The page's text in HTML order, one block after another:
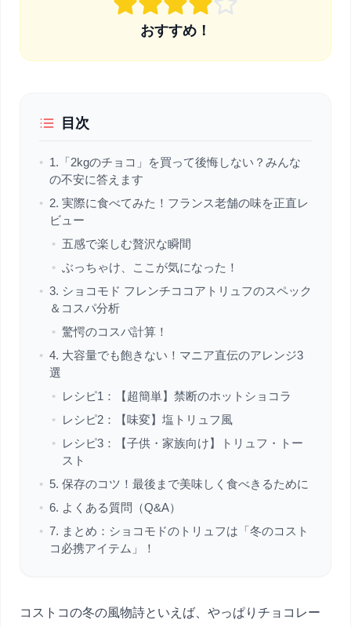
おすすめ！
目次
• 1.「2kgのチョコ」を買って後悔しない？みんな
の不安に答えます
• 2. 実際に食べてみた！フランス老舗の味を正直レ
ビュー
• 五感で楽しむ贅沢な瞬間
• ぶっちゃけ、ここが気になった！
• 3. ショコモド フレンチココアトリュフのスペック
＆コスパ分析
• 驚愕のコスパ計算！
• 4. 大容量でも飽きない！マニア直伝のアレンジ3
選
•
レシピ1：【超簡単】禁断のホットショコラ
•
レシピ2：【味変】塩トリュフ風
•
レシピ3：【子供・家族向け】トリュフ・トー
スト
• 5. 保存のコツ！最後まで美味しく食べきるために
• 6. よくある質問（Q&A）
• 7. まとめ：ショコモドのトリュフは「冬のコスト
コ必携アイテム」！
コストコの冬の風物詩といえば、やっぱりチョコレー